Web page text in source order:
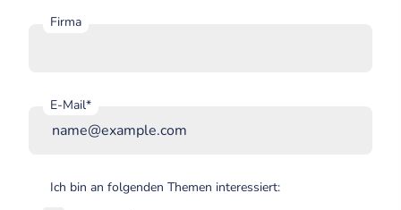
Firma
E-Mail*
Ich bin an folgenden Themen interessiert: